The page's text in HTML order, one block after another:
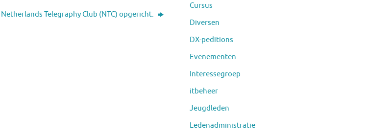
Netherlands Telegraphy Club (NTC) opgericht.
Cursus
Diversen
DX-peditions
Evenementen
Interessegroep
itbeheer
Jeugdleden
Ledenadministratie